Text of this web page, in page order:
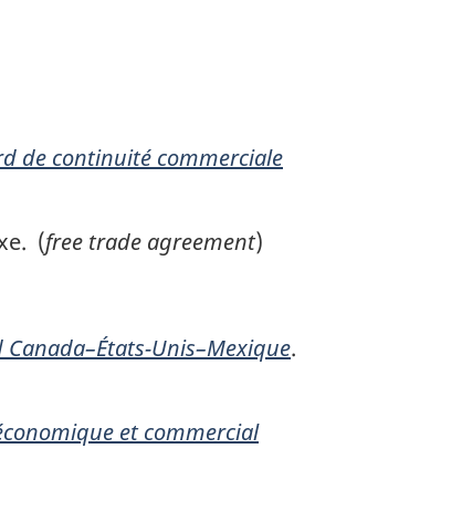
de continuité commerciale
(free trade agreement)
Canada–États-Unis–Mexique.
et commercial